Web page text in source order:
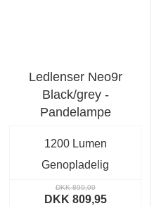
Ledlenser Neo9r
Black/grey -
Pandelampe
1200 Lumen
Genopladelig
DKK 899,00
DKK 809,95